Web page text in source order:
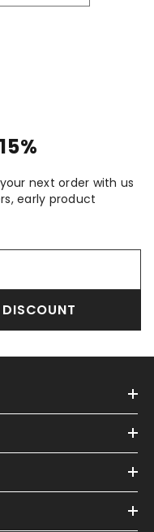
next order with us
early product